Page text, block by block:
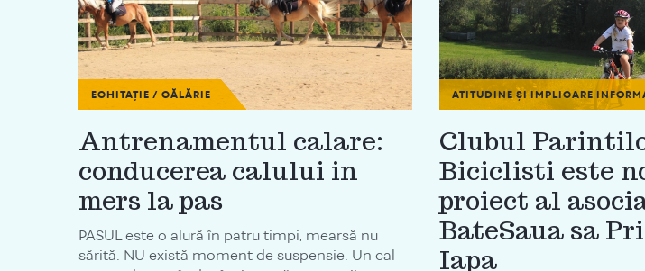
ECHITAȚIE / CĂLĂRIE
Antrenamentul calare:
conducerea calului in
mers la pas
PASUL este o alură în patru timpi, mearsă nu
sărită. NU există moment de suspensie. Un cal
ATITUDINE ȘI IMPLICARE
Clubul
Biciclisti este
proiect al
BateSaua sa
Iapa